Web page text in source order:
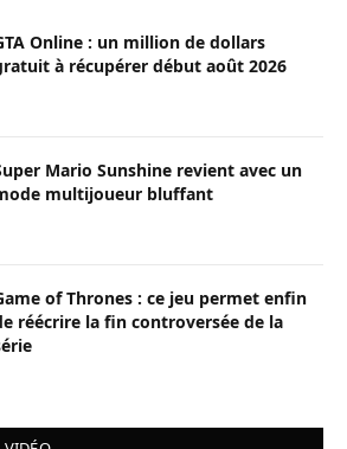
Online : un million de dollars
à récupérer début août 2026
Mario Sunshine revient avec un
multijoueur bluffant
of Thrones : ce jeu permet enfin
réécrire la fin controversée de la